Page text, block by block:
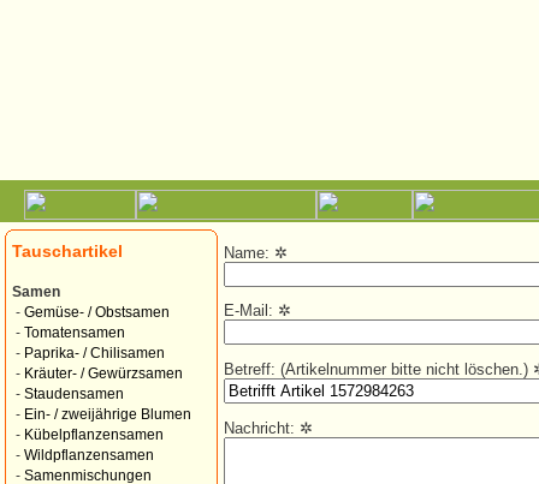
Tauschartikel
Samen
- Gemüse- / Obstsamen
- Tomatensamen
- Paprika- / Chilisamen
- Kräuter- / Gewürzsamen
- Staudensamen
- Ein- / zweijährige Blumen
- Kübelpflanzensamen
- Wildpflanzensamen
- Samenmischungen
Name: ✲
E-Mail: ✲
Betreff: (Artikelnummer bitte nicht löschen.)
Nachricht: ✲